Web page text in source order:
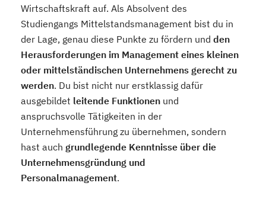
Wirtschaftskraft auf. Als Absolvent des
Studiengangs Mittelstandsmanagement bist du in
der Lage, genau diese Punkte zu fördern und den
Herausforderungen im Management eines kleinen
oder mittelständischen Unternehmens gerecht zu
werden. Du bist nicht nur erstklassig dafür
ausgebildet leitende Funktionen und
anspruchsvolle Tätigkeiten in der
Unternehmensführung zu übernehmen, sondern
hast auch grundlegende Kenntnisse über die
Unternehmensgründung und
Personalmanagement.